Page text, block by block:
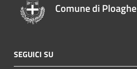
Comune di Ploaghe
SEGUICI SU